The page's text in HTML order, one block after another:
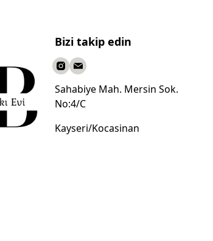
Bizi takip edin
Sahabiye Mah. Mersin Sok.
No:4/C
Kayseri/Kocasinan